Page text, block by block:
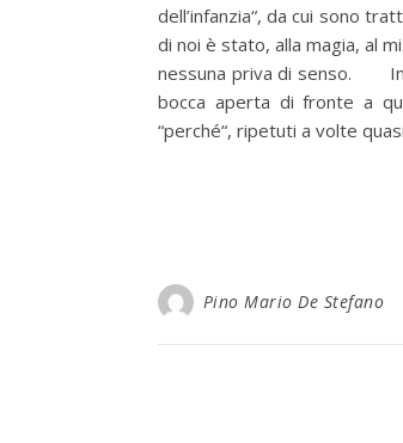
dell’infanzia“, da cui sono
di noi è stato, alla magia, al
nessuna priva di senso. In
bocca aperta di fronte a
“perché“, ripetuti a volte
Pino Mario De Stefano